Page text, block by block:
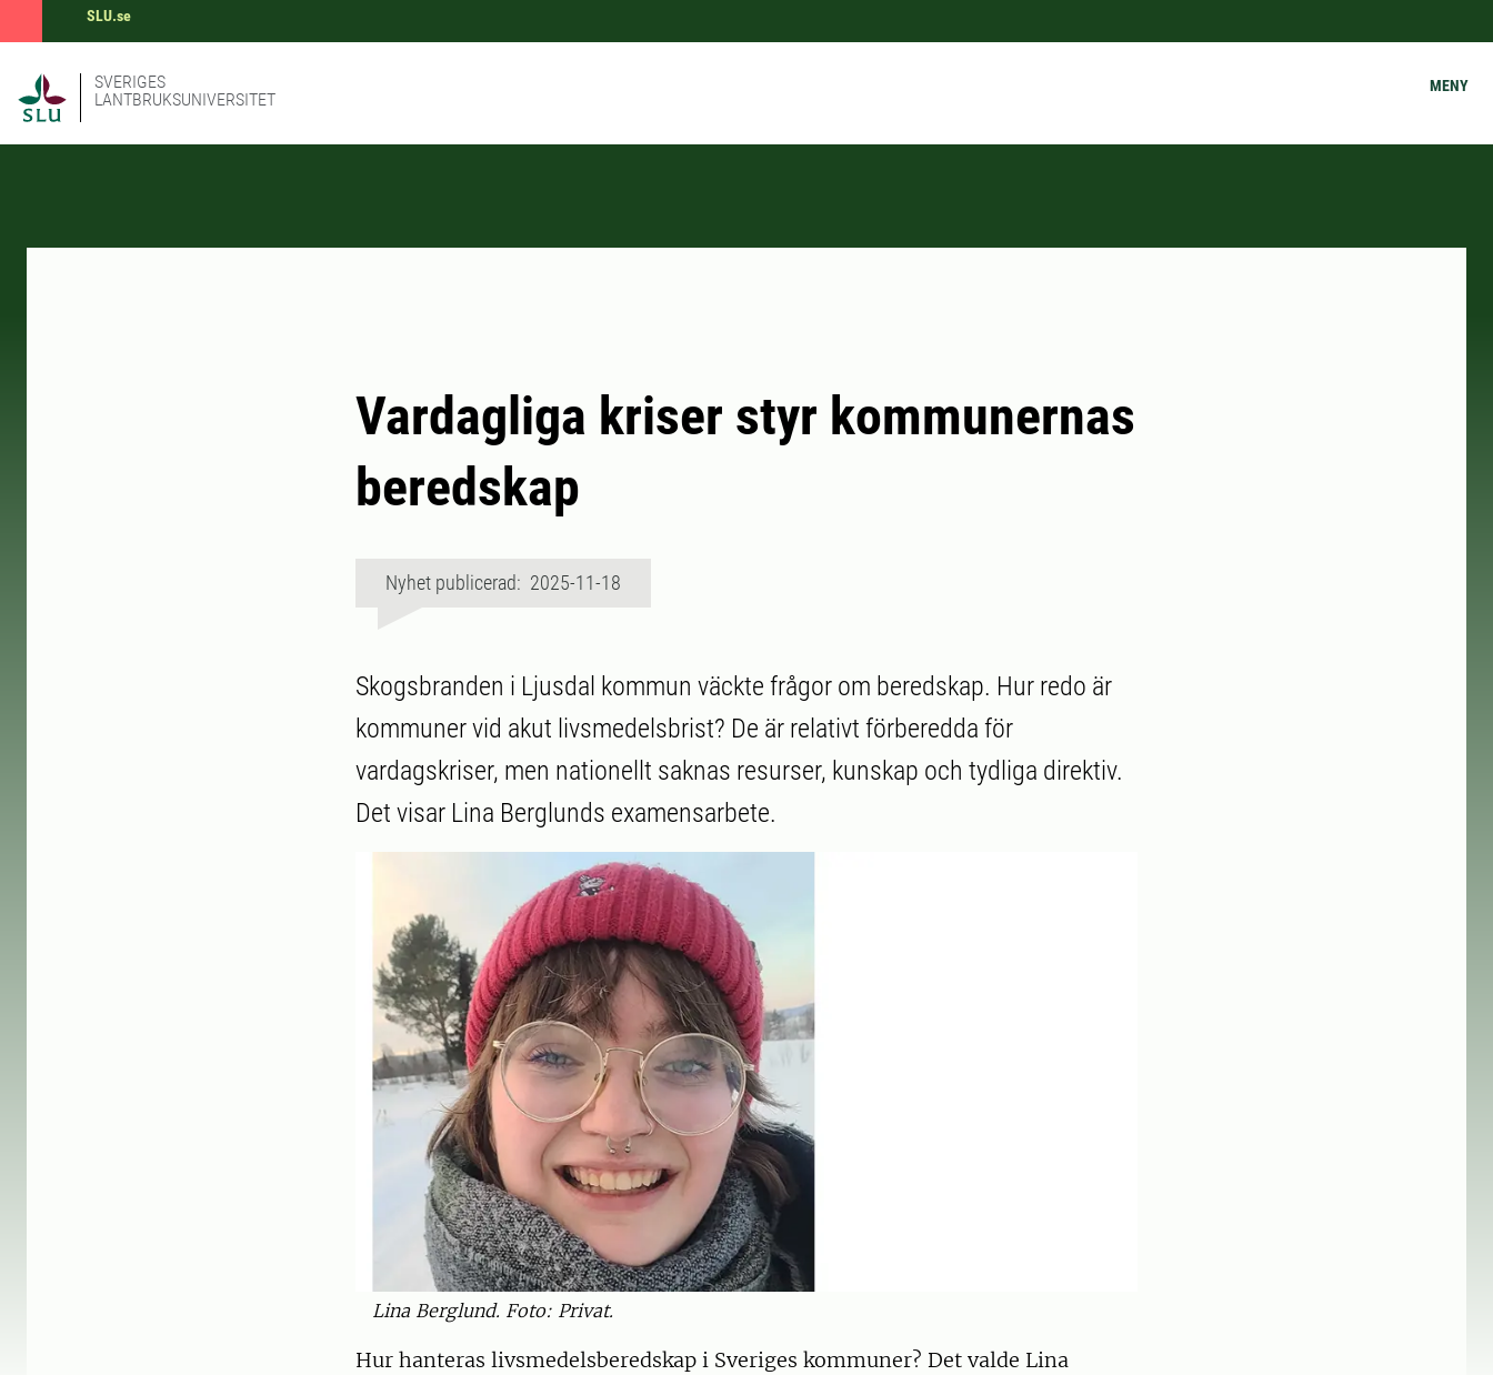
SLU.se
SVERIGES
LANTBRUKSUNIVERSITET
MENY
Vardagliga kriser styr kommunernas
beredskap
Nyhet publicerad: 2025-11-18
Skogsbranden i Ljusdal kommun väckte frågor om beredskap. Hur redo är
kommuner vid akut livsmedelsbrist? De är relativt förberedda för
vardagskriser, men nationellt saknas resurser, kunskap och tydliga direktiv.
Det visar Lina Berglunds examensarbete.
Lina Berglund. Foto: Privat.
Hur hanteras livsmedelsberedskap i Sveriges kommuner? Det valde Lina